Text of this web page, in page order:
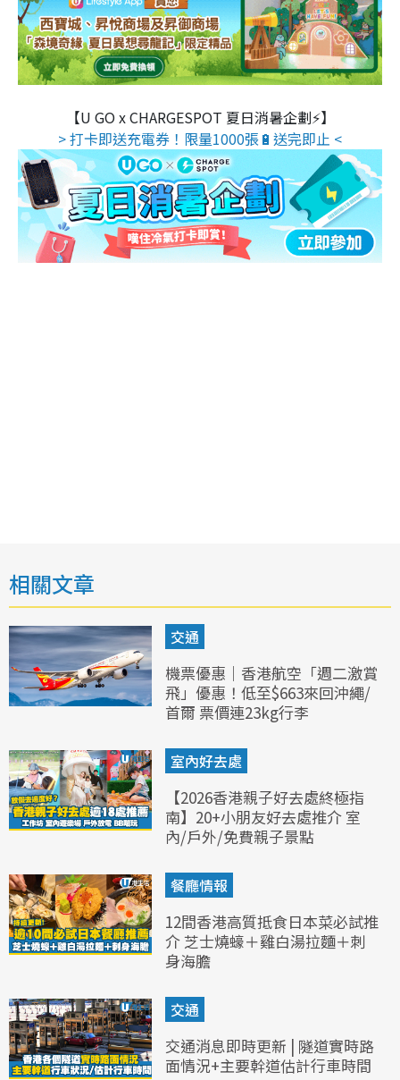
【U GO x CHARGESPOT 夏日消暑企劃⚡】
> 打卡即送充電券！限量1000張🔋送完即止 <
相關文章
交通
機票優惠｜香港航空「週二激賞
飛」優惠！低至$663來回沖繩/
首爾 票價連23kg行李
室內好去處
【2026香港親子好去處終極指
南】20+小朋友好去處推介 室
內/戶外/免費親子景點
餐廳情報
12間香港高質抵食日本菜必試推
介 芝士燒蠔＋雞白湯拉麵＋刺
身海膽
交通
交通消息即時更新 | 隧道實時路
面情況+主要幹道估計行車時間